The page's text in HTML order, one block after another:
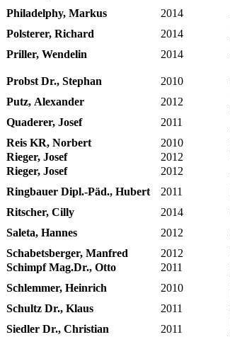
Philadelphy, Markus
2014
Polsterer, Richard
2014
Priller, Wendelin
2014
Probst Dr., Stephan
2010
Putz, Alexander
2012
Quaderer, Josef
2011
Reis KR, Norbert
2010
Rieger, Josef
2012
Rieger, Josef
2012
Ringbauer Dipl.-Päd., Hubert
2011
Ritscher, Cilly
2014
Saleta, Hannes
2012
Schabetsberger, Manfred
2012
Schimpf Mag.Dr., Otto
2011
Schlemmer, Heinrich
2010
Schultz Dr., Klaus
2011
Siedler Dr., Christian
2011